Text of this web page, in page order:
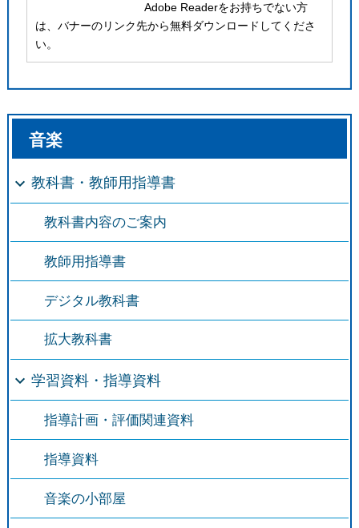
Adobe Readerをお持ちでない方
は、バナーのリンク先から無料ダウンロードしてくださ
い。
音楽
教科書・教師用指導書
教科書内容のご案内
教師用指導書
デジタル教科書
拡大教科書
学習資料・指導資料
指導計画・評価関連資料
指導資料
音楽の小部屋